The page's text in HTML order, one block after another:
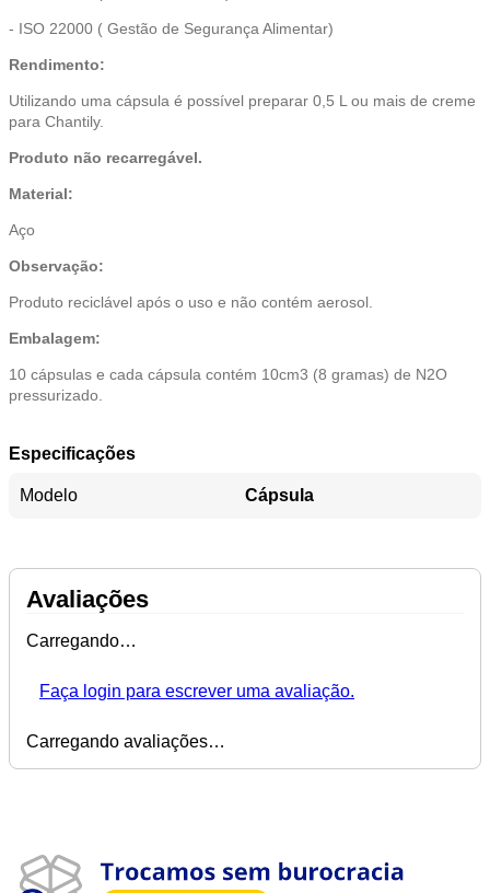
- ISO 22000 ( Gestão de Segurança Alimentar)
Rendimento:
Utilizando uma cápsula é possível preparar 0,5 L ou mais de creme
para Chantily.
Produto não recarregável.
Material:
Aço
Observação:
Produto reciclável após o uso e não contém aerosol.
Embalagem:
10 cápsulas e cada cápsula contém 10cm3 (8 gramas) de N2O
pressurizado.
Especificações
Modelo Cápsula
Avaliações
Carregando…
Faça login para escrever uma avaliação.
Carregando avaliações…